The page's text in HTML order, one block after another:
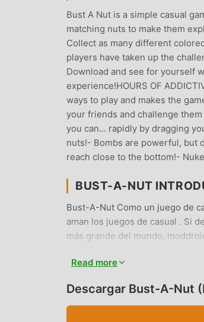
Bust A Nut is a simple casual
matching nuts to make them
Collect as many different
players have taken up the
Download and see for yourself
experience!HOURS OF
ways to play and makes the
your friends and challenge
you can... rapidly by dragging
nuts!- Bombs are powerful, but
reach close to the bottom!-
BUST-A-NUT
Bust-A-Nut Como un juego de
aman los juegos de casual . Si
más grande del mundo,
el juego, así que puedes
instalación gratuita.
un solo clic. ¡Qué estás
Read more
Descargar Bust-A-Nut